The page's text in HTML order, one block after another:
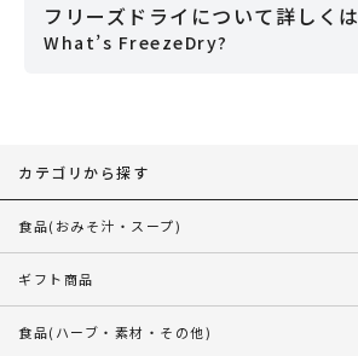
フリーズドライについて詳しくは
What’s FreezeDry?
カテゴリから探す
食品(おみそ汁・スープ)
ギフト商品
食品(ハーブ・素材・その他)